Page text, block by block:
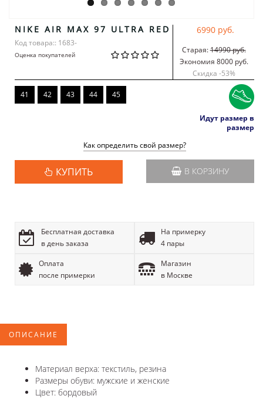
NIKE AIR MAX 97 ULTRA RED
Код товара:: 1683-
Оценка покупателей
6990 руб.
Старая:14990 руб.
Экономия 8000 руб.
Скидка -53%
41 42 43 44 45
Идут размер в
размер
Как определить свой размер?
КУПИТЬ В КОРЗИНУ
Бесплатная доставка
в день заказа
На примерку
4 пары
Оплата
после примерки
Магазин
в Москве
ОПИСАНИЕ
Материал верха: текстиль, резина
Размеры обуви: мужские и женские
Цвет: бордовый